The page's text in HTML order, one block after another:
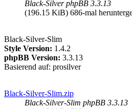
Black-Silver phpBB 3.3.13
(196.15 KiB) 686-mal
Black-Silver-Slim
Style Version: 1.4.2
phpBB Version: 3.3.13
Basierend auf: prosilver
Black-Silver-Slim.zip
Black-Silver-Slim phpBB 3.3.13